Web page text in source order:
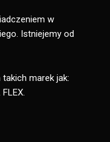
w
Istniejemy od
marek jak: